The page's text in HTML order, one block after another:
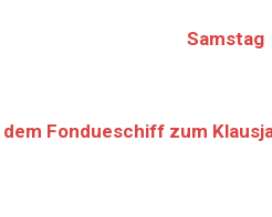
Samstag
Fondueschiff zum